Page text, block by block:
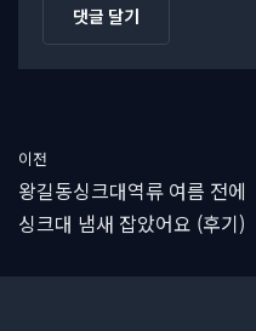
이전
왕길동싱크대역류 여름 전에
싱크대 냄새 잡았어요 (후기)